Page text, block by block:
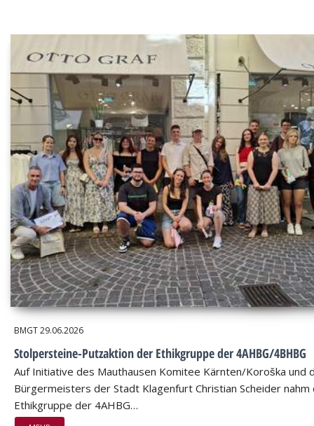
BMGT29.06.2026
Stolpersteine-Putzaktion der Ethikgruppe der 4AHBG/4BHBG
Auf Initiative des Mauthausen Komitee Kärnten/Koroška und
Bürgermeisters der Stadt Klagenfurt Christian Scheider nahm
Ethikgruppe der 4AHBG…